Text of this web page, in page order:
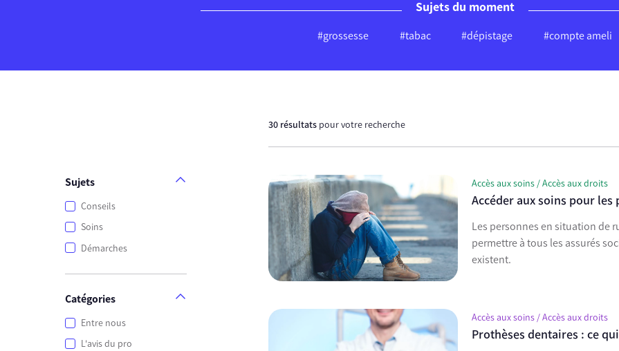
Sujets du moment
#grossesse #tabac #dépistage #compte ameli
Sujets
Conseils
Soins
Démarches
Catégories
Entre nous
L'avis du pro
30 résultats pour votre recherche
Accès aux soins / Accès aux droits
Accéder aux soins pour
Les personnes en situation de
permettre à tous les assurés
existent.
Accès aux soins / Accès aux droits
Prothèses dentaires : ce